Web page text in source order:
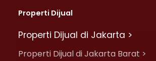
Properti Dijual
Properti Dijual di Jakarta >
Properti Dijual di Jakarta Barat >